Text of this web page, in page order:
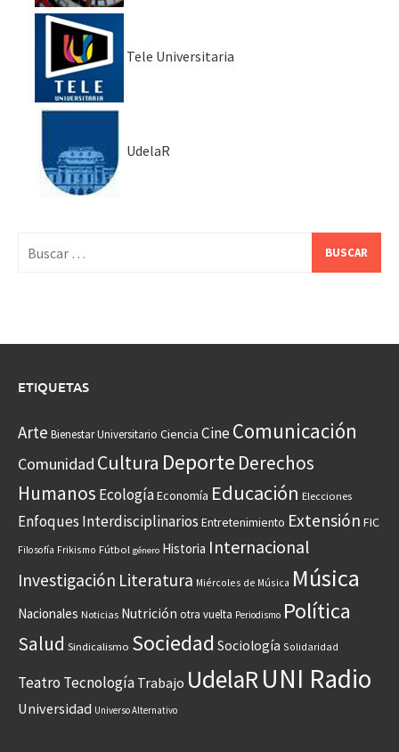
Tele Universitaria
UdelaR
ETIQUETAS
Arte Bienestar Universitario Ciencia CineComunicación
Comunidad Cultura Deporte Derechos
Humanos EcologíaEconomía Educación Elecciones
Enfoques Interdisciplinarios Entretenimiento Extensión FIC
Filosofía Frikismo Fútbol género Historia Internacional
Investigación Literatura Miércoles de Música Música
Nacionales Noticias Nutrición otra vuelta Periodismo Política
Salud Sindicalismo Sociedad Sociología Solidaridad
Teatro Tecnología Trabajo UdelaRUNI Radio
Universidad Universo Alternativo